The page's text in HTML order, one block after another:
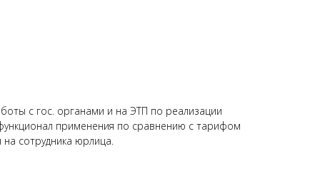
с гос. органами и на ЭТП по реализации
применения по сравнению с тарифом
сотрудника юрлица.